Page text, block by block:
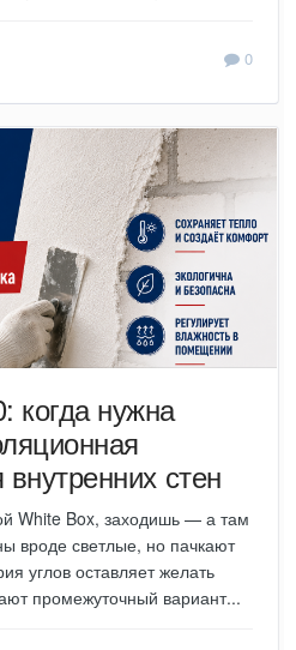
0
нужна
стен
White Box, заходишь — а там
вроде светлые, но пачкают
углов оставляет желать
промежуточный вариант...